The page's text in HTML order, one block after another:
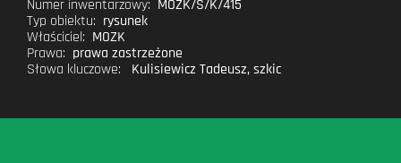
Numer inwentarzowy: MOZK/S/K/415
Typ obiektu: rysunek
Właściciel: MOZK
Prawa: prawa zastrzeżone
Słowa kluczowe:
Kulisiewicz Tadeusz,szkic